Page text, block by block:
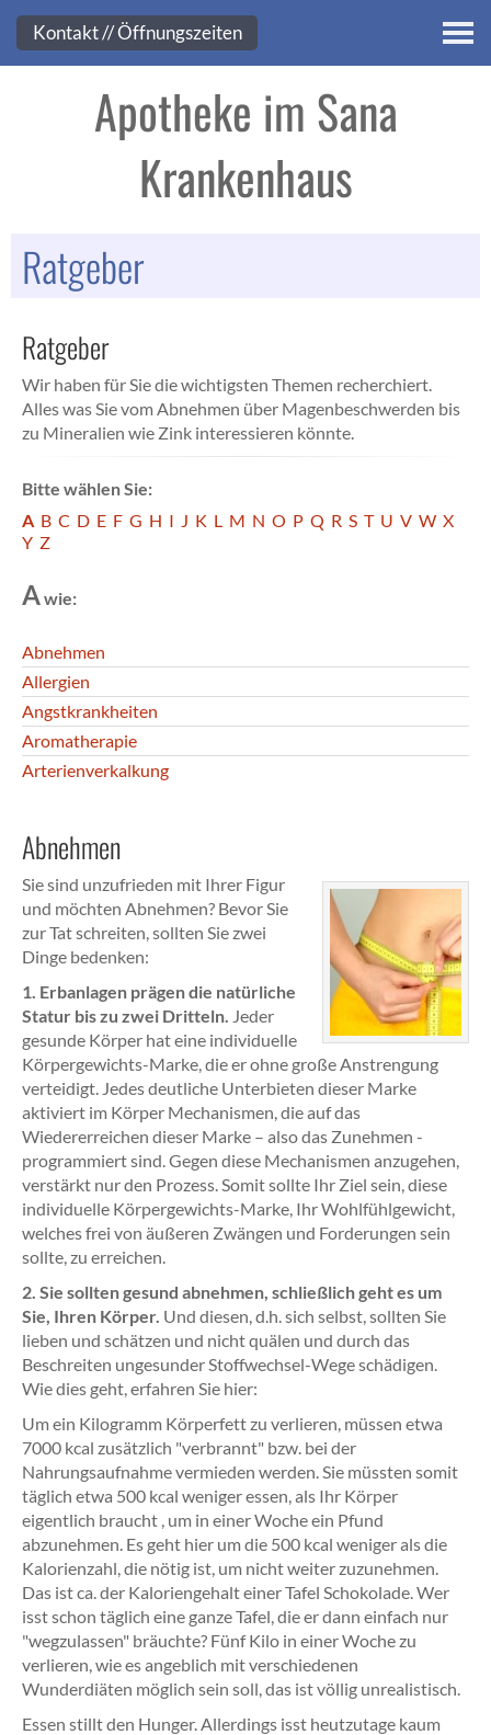
Kontakt
Apotheke im Sana
Krankenhaus
Ratgeber
Ratgeber
Wir haben für Sie die wichtigsten Themen recherchiert.
Alles was Sie vom Abnehmen über Magenbeschwerden bis
zu Mineralien wie Zink interessieren könnte.
Bitte wählen Sie:
A B C D E F G H I J K L M N O P Q R S T U V W X
Y Z
Awie:
Abnehmen
Allergien
Angstkrankheiten
Aromatherapie
Arterienverkalkung
Abnehmen
Sie sind unzufrieden mit Ihrer Figur
und möchten Abnehmen? Bevor Sie
zur Tat schreiten, sollten Sie zwei
Dinge bedenken:
1. Erbanlagen prägen die natürliche
Statur bis zu zwei Dritteln. Jeder
gesunde Körper hat eine individuelle
Körpergewichts-Marke, die er ohne große Anstrengung
verteidigt. Jedes deutliche Unterbieten dieser Marke
aktiviert im Körper Mechanismen, die auf das
Wiedererreichen dieser Marke – also das Zunehmen -
programmiert sind. Gegen diese Mechanismen anzugehen,
verstärkt nur den Prozess. Somit sollte Ihr Ziel sein, diese
individuelle Körpergewichts-Marke, Ihr Wohlfühlgewicht,
welches frei von äußeren Zwängen und Forderungen sein
sollte, zu erreichen.
2. Sie sollten gesund abnehmen, schließlich geht es um
Sie, Ihren Körper. Und diesen, d.h. sich selbst, sollten Sie
lieben und schätzen und nicht quälen und durch das
Beschreiten ungesunder Stoffwechsel-Wege schädigen.
Wie dies geht, erfahren Sie hier:
Um ein Kilogramm Körperfett zu verlieren, müssen etwa
7000 kcal zusätzlich "verbrannt" bzw. bei der
Nahrungsaufnahme vermieden werden. Sie müssten somit
täglich etwa 500 kcal weniger essen, als Ihr Körper
eigentlich braucht , um in einer Woche ein Pfund
abzunehmen. Es geht hier um die 500 kcal weniger als die
Kalorienzahl, die nötig ist, um nicht weiter zuzunehmen.
Das ist ca. der Kaloriengehalt einer Tafel Schokolade. Wer
isst schon täglich eine ganze Tafel, die er dann einfach nur
"wegzulassen" bräuchte? Fünf Kilo in einer Woche zu
verlieren, wie es angeblich mit verschiedenen
Wunderdiäten möglich sein soll, das ist völlig unrealistisch.
Essen stillt den Hunger. Allerdings isst heutzutage kaum
Kontakt // Öffnungszeiten